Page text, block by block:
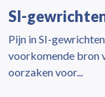
SI-
Pijn in SI-
voorkomende bron
oorzaken voor...